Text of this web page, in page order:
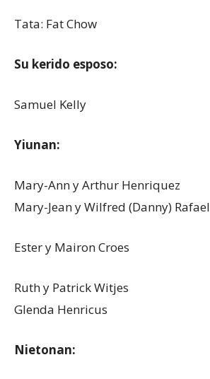
Tata: Fat Chow
Su kerido esposo:
Samuel Kelly
Yiunan:
Mary-Ann y Arthur Henriquez
Mary-Jean y Wilfred (Danny) Rafael
Ester y Mairon Croes
Ruth y Patrick Witjes
Glenda Henricus
Nietonan: